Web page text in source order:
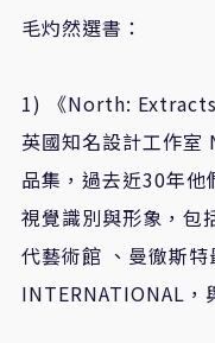
毛灼然選書：
1) 《North:
英國知名設計工作室
品集，過去近30年他
視覺識別與形象，包
代藝術館 、曼徹斯
INTERNATIONAL